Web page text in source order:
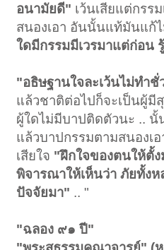
อนามัยดี" เว้นเสียแต่กรร
สนองเอา อันนั้นแท้มันแก้
ใดมีกรรมมีเวรมาแต่ก่อน
"อธิษฐานใจละเว้นไม่ทำ
แล้วชาติต่อไปก็จะเป็นผู้มี
ผู้ใดไม่มีบาปติดตัวนะ ..
แล้วบาปกรรมตามสนองเ
เสียใจ "ฝึกใจของตนให้ตั้
พิจารณาให้เห็นว่า ภัยทั้ง
ปัจจัยมา" .. "
"ฉลอง ๙๑ ปี"